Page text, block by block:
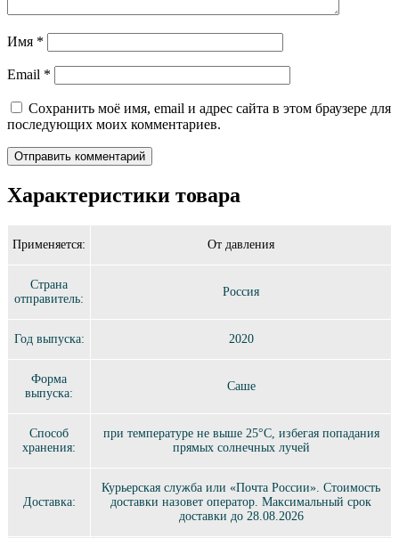
Имя *
Email *
Сохранить моё имя, email и адрес сайта в этом браузере для
последующих моих комментариев.
Характеристики товара
Применяется: От давления
Страна
отправитель:
Россия
Год выпуска: 2020
Форма
выпуска:
Саше
Способ
хранения:
при температуре не выше 25°C, избегая попадания
прямых солнечных лучей
Доставка:
Курьерская служба или «Почта России». Стоимость
доставки назовет оператор. Максимальный срок
доставки до 28.08.2026